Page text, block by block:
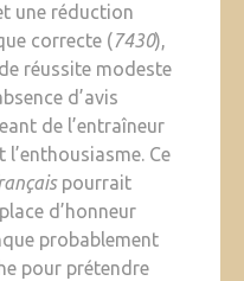
une réduction
correcte (7430),
réussite modeste
d’avis
de l’entraîneur
l’enthousiasme. Ce
pourrait
d’honneur
probablement
pour prétendre